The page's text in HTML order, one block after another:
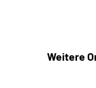
Weitere